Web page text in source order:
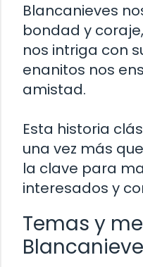
Blancanieves
bondad y
nos intriga con
enanitos nos
amistad.
Esta historia
una vez más
la clave para
interesados y
Temas y